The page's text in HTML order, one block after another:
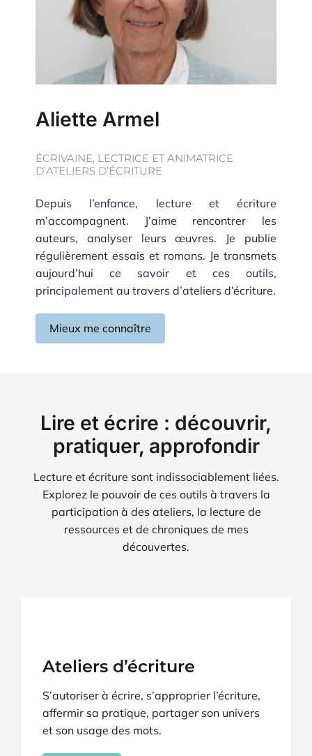
Aliette Armel
ÉCRIVAINE, LECTRICE ET ANIMATRICE
D’ATELIERS D’ÉCRITURE
Depuis l’enfance, lecture et écriture
m’accompagnent. J’aime rencontrer les
auteurs, analyser leurs œuvres. Je publie
régulièrement essais et romans. Je transmets
aujourd’hui ce savoir et ces outils,
principalement au travers d’ateliers d’écriture.
Mieux me connaître
Lire et écrire : découvrir,
pratiquer, approfondir
Lecture et écriture sont indissociablement liées.
Explorez le pouvoir de ces outils à travers la
participation à des ateliers, la lecture de
ressources et de chroniques de mes
découvertes.
Ateliers d’écriture
S’autoriser à écrire, s’approprier l’écriture,
affermir sa pratique, partager son univers
et son usage des mots.